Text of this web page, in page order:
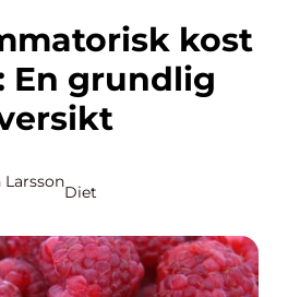
En grundlig
Larsson
Diet